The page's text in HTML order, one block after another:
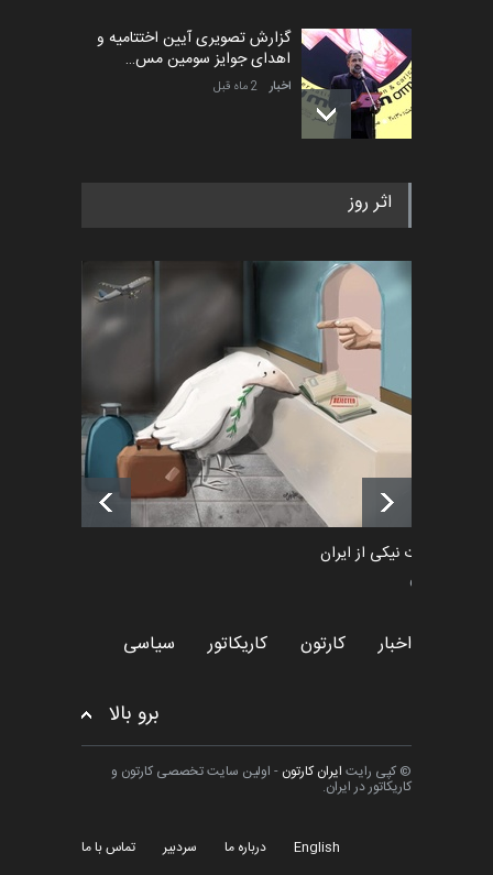
گزارش تصویری آیین اختتامیه و
اهدای جوایز سومین مس…
اخبار 2 ماه قبل
به یاد اردوغان باشول (۱۹۳۶–
اخبار 2 ماه قبل
رویداد کارگاهی کارتون و پوستر
«ایران سربلند» به ا…
اخبار 6 ماه قبل
فراخوان رویداد کارگاهی کارتون و
پوستر "ایران سربل…
اخبار 6 ماه قبل
اثر روز
طراوت نیکی از ایران
سیاسی
اخبار کارتون کاریکاتور سیاسی
برو بالا
© کپی رایت ایران کارتون - اولین سایت تخصصی کارتون و
کاریکاتور در ایران.
English درباره ما سردبیر تماس با ما